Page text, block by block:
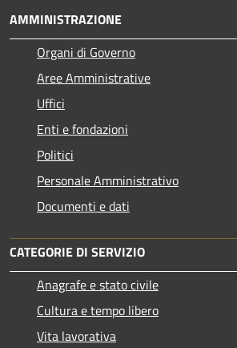
AMMINISTRAZIONE
Organi di Governo
Aree Amministrative
Uffici
Enti e fondazioni
Politici
Personale Amministrativo
Documenti e dati
CATEGORIE DI SERVIZIO
Anagrafe e stato civile
Cultura e tempo libero
Vita lavorativa